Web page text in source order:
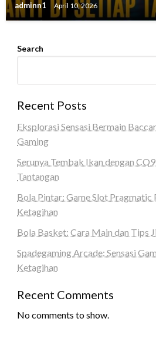
adminn1 April 10, 2026
Search
Recent Posts
Eksplorasi Sensasi Bermain
Gaming
Serunya Tembak Ikan dengan
Tantangan
Bola Pintar: Game Slot Pragmatic
Ketagihan
Bola Basket: Cara Main dan Tips
Spadegaming Arcade: Sensasi
Ketagihan
Recent Comments
No comments to show.